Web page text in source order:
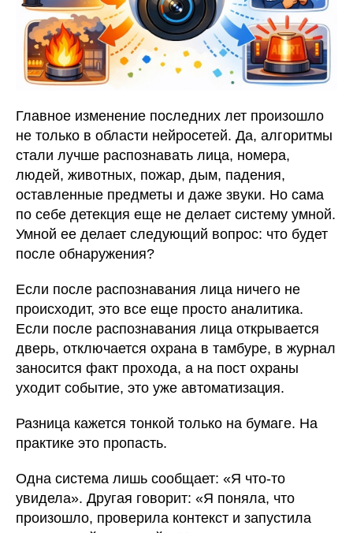
Главное изменение последних лет произошло
не только в области нейросетей. Да, алгоритмы
стали лучше распознавать лица, номера,
людей, животных, пожар, дым, падения,
оставленные предметы и даже звуки. Но сама
по себе детекция еще не делает систему умной.
Умной ее делает следующий вопрос: что будет
после обнаружения?
Если после распознавания лица ничего не
происходит, это все еще просто аналитика.
Если после распознавания лица открывается
дверь, отключается охрана в тамбуре, в журнал
заносится факт прохода, а на пост охраны
уходит событие, это уже автоматизация.
Разница кажется тонкой только на бумаге. На
практике это пропасть.
Одна система лишь сообщает: «Я что-то
увидела». Другая говорит: «Я поняла, что
произошло, проверила контекст и запустила